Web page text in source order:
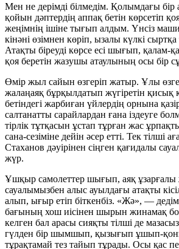
Мен не дерімді білмедім. Қолымдағы бір
қойын дәптердің аппақ бетін көрсетіп
жеңімнің ішіне тығып алдым. Үнсіз
кінәні өзімнен көріп, ызалы күлкі
Атақты біреуді көрсе есі шығып, қалам-
қоя беретін жазушы атаулының осы бір
Өмір жыл сайын өзгеріп жатыр. Ұлы
жалаңаяқ бұрқылдатып жүгіретін қисық
бетіндегі жарбиған үйлердің орнына
салтанатты сарайлардан ғана іздеуге
тірлік тұтқасын ұстап тұрған жас
сана-сезіміне дейін әсер етті. Тек тілші
Стаханов дәуірінен сіңген қағидалы
жүр.
Ұшқыр самолеттер шығып, аяқ ұзарғалы
сауалымызбен алыс ауылдағы атақты
алып, ығыр етіп біткенбіз. «Жә», —
бағының хош иісінен шырын жинамақ
келген бал арасы сияқты тілші де
гүлден бір шымшып, қызығып ұшып-
тұрақтамай тез тайып тұрады. Осы қас